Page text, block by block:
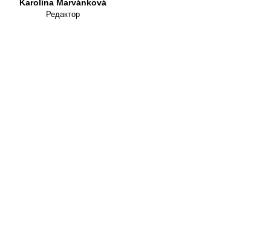
Karolína Marvánková
Редактор